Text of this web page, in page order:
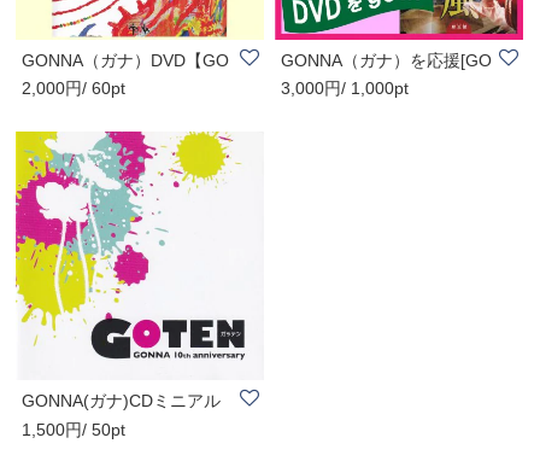
GONNA（ガナ）DVD【GO
TEN】全5曲/和太鼓×..
2,000円/ 60pt
GONNA（ガナ）を応援[GO
NNAにちゃり〜ん..
3,000円/ 1,000pt
GONNA(ガナ)CDミニアル
バム【GOTEN】全5..
1,500円/ 50pt